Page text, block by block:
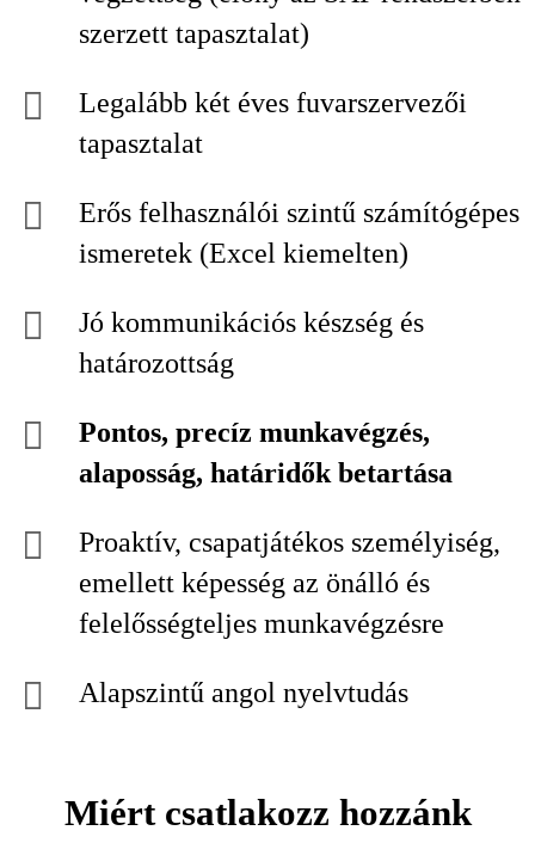
szerzett tapasztalat)
Legalább két éves fuvarszervezői
tapasztalat
Erős felhasználói szintű számítógépes
ismeretek (Excel kiemelten)
Jó kommunikációs készség és
határozottság
Pontos, precíz munkavégzés,
alaposság, határidők betartása
Proaktív, csapatjátékos személyiség,
emellett képesség az önálló és
felelősségteljes munkavégzésre
Alapszintű angol nyelvtudás
Miért csatlakozz hozzánk